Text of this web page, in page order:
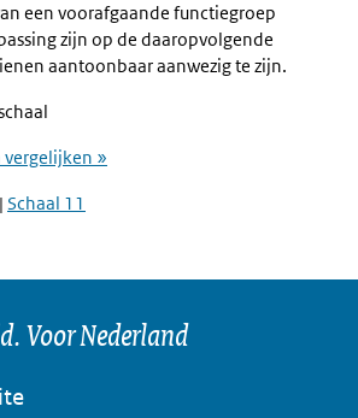
een voorafgaande functiegroep
zijn op de daaropvolgende
aantoonbaar aanwezig te zijn.
»
| Schaal 11
Voor Nederland